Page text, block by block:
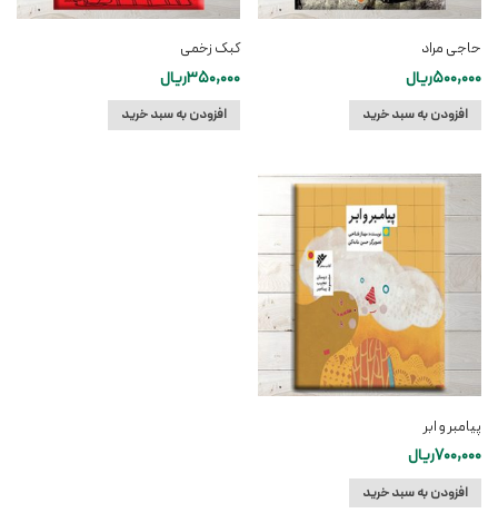
حاجی مراد
500,000ریال
افزودن به سبد خرید
کبک زخمی
350,000ریال
افزودن به سبد خرید
پیامبر و ابر
700,000ریال
افزودن به سبد خرید